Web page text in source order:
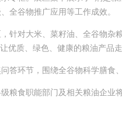
全谷物推广应用等工作成效。
针对大米、菜籽油、全谷物
优质、绿色、健康的粮油产品走
答环节，围绕全谷物科学膳食
级粮食职能部门及相关粮油